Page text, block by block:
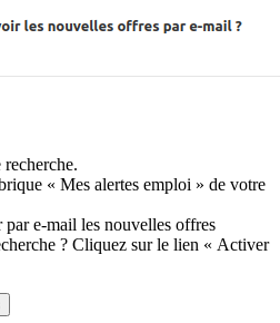
« Mes alertes emploi » de votre
par e-mail les nouvelles offres
? Cliquez sur le lien « Activer